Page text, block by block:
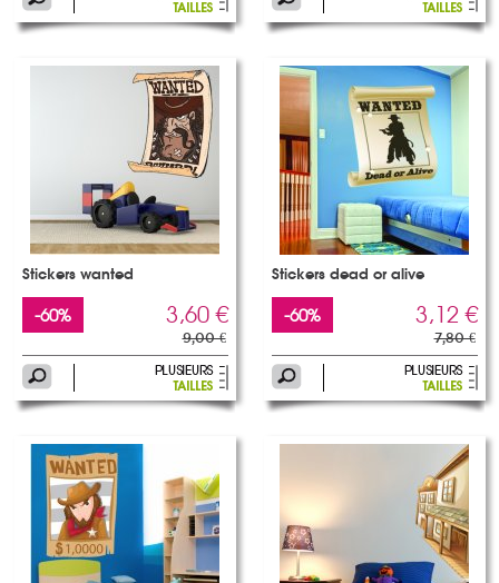
Stickers wanted
-60% 3,60 €
9,00 €
Stickers dead or alive
-60% 3,12 €
7,80 €